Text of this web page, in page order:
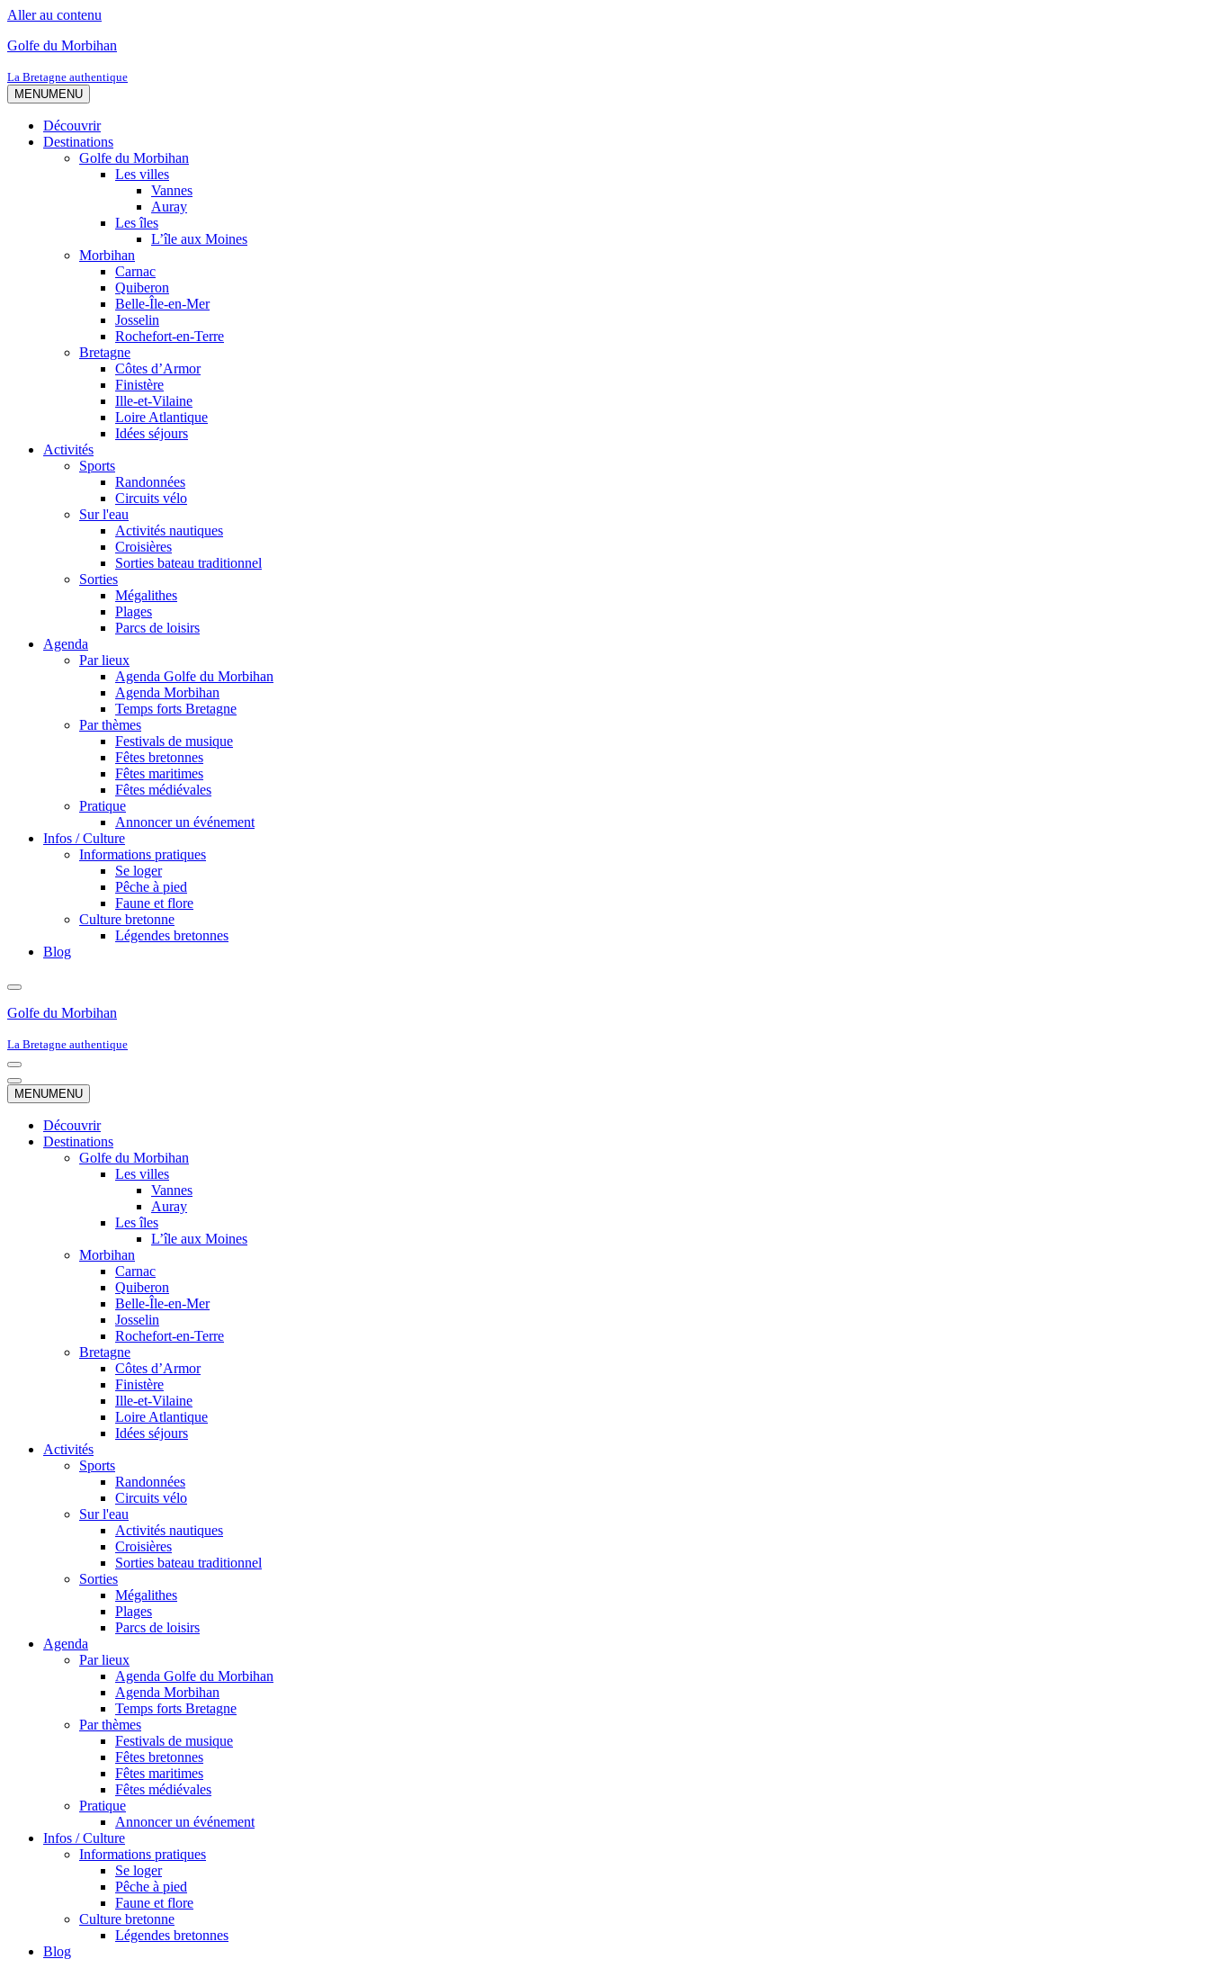
Aller au contenu
Golfe du Morbihan
La Bretagne authentique
MENUMENU
Découvrir
Destinations
Golfe du Morbihan
Les villes
Vannes
Auray
Les îles
L’île aux Moines
Morbihan
Carnac
Quiberon
Belle-Île-en-Mer
Josselin
Rochefort-en-Terre
Bretagne
Côtes d’Armor
Finistère
Ille-et-Vilaine
Loire Atlantique
Idées séjours
Activités
Sports
Randonnées
Circuits vélo
Sur l'eau
Activités nautiques
Croisières
Sorties bateau traditionnel
Sorties
Mégalithes
Plages
Parcs de loisirs
Agenda
Par lieux
Agenda Golfe du Morbihan
Agenda Morbihan
Temps forts Bretagne
Par thèmes
Festivals de musique
Fêtes bretonnes
Fêtes maritimes
Fêtes médiévales
Pratique
Annoncer un événement
Infos / Culture
Informations pratiques
Se loger
Pêche à pied
Faune et flore
Culture bretonne
Légendes bretonnes
Blog
Golfe du Morbihan
La Bretagne authentique
Menu
de
navigation
Menu
de
MENUMENU
Découvrir
Destinations
Golfe du Morbihan
Les villes
Vannes
Auray
Les îles
L’île aux Moines
Morbihan
Carnac
Quiberon
Belle-Île-en-Mer
Josselin
Rochefort-en-Terre
Bretagne
Côtes d’Armor
Finistère
Ille-et-Vilaine
Loire Atlantique
Idées séjours
Activités
Sports
Randonnées
Circuits vélo
Sur l'eau
Activités nautiques
Croisières
Sorties bateau traditionnel
Sorties
Mégalithes
Plages
Parcs de loisirs
Agenda
Par lieux
Agenda Golfe du Morbihan
Agenda Morbihan
Temps forts Bretagne
Par thèmes
Festivals de musique
Fêtes bretonnes
Fêtes maritimes
Fêtes médiévales
Pratique
Annoncer un événement
Infos / Culture
Informations pratiques
Se loger
Pêche à pied
Faune et flore
Culture bretonne
Légendes bretonnes
Blog